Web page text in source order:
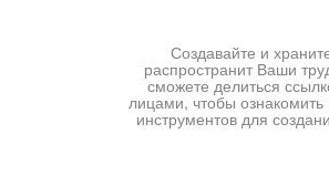
Создавайте и
распространит Ваши
сможете делиться
лицами, чтобы
инструментов для